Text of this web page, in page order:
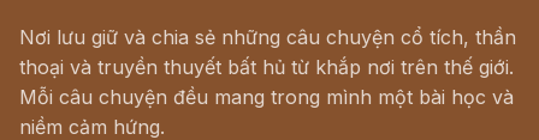
Nơi lưu giữ và chia sẻ những câu chuyện cổ tích, thần
thoại và truyền thuyết bất hủ từ khắp nơi trên thế giới.
Mỗi câu chuyện đều mang trong mình một bài học và
niềm cảm hứng.